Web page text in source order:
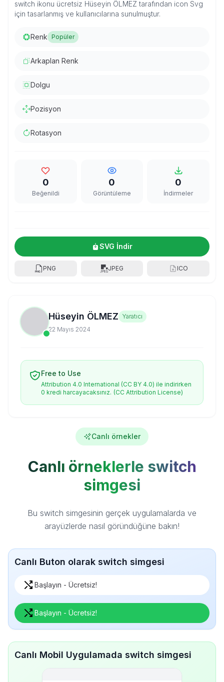
switch ikonu ücretsiz Hüseyin ÖLMEZ tarafından icon Svg
için tasarlanmış ve kullanıcılarına sunulmuştur.
Renk Popüler
Arkaplan Renk
Dolgu
Pozisyon
Rotasyon
0
Beğenildi
0
Görüntüleme
0
İndirmeler
SVG İndir
PNG JPEG ICO
Hüseyin ÖLMEZ Yaratıcı
22 Mayıs 2024
Free to Use
Attribution 4.0 International (CC BY 4.0) ile indirirken
0 kredi harcayacaksınız. (CC Attribution License)
Canlı örnekler
Canlı örneklerle switch
simgesi
Bu switch simgesinin gerçek uygulamalarda ve
arayüzlerde nasıl göründüğüne bakın!
Canlı Buton olarak switch simgesi
Başlayın - Ücretsiz!
Başlayın - Ücretsiz!
Canlı Mobil Uygulamada switch simgesi